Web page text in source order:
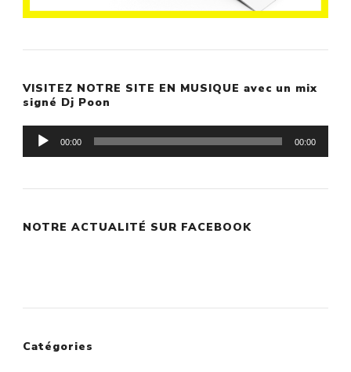
VISITEZ NOTRE SITE EN MUSIQUE avec un mix
signé Dj Poon
Lecteur
audio
00:00 00:00
NOTRE ACTUALITÉ SUR FACEBOOK
Catégories